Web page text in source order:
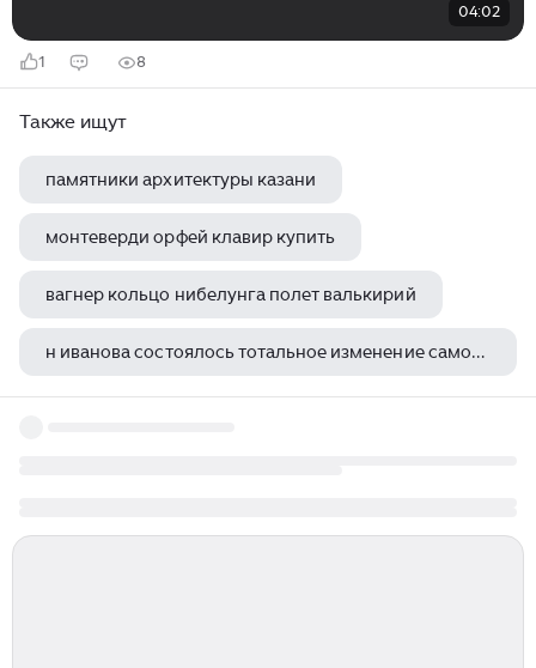
04:02
1 8
Также ищут
памятники архитектуры казани
монтеверди орфей клавир купить
вагнер кольцо нибелунга полет валькирий
н иванова состоялось тотальное изменение самой литературы роли писателя типа читателя